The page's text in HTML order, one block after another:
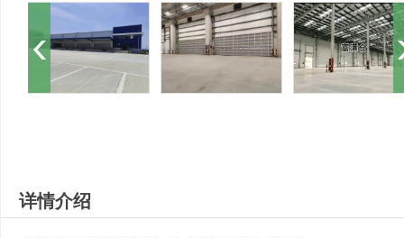
详情介绍